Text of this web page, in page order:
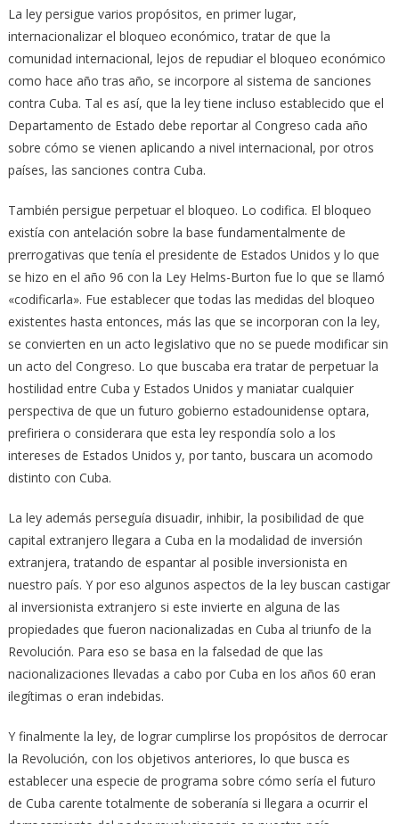
La ley persigue varios propósitos, en primer lugar,
internacionalizar el bloqueo económico, tratar de que la
comunidad internacional, lejos de repudiar el bloqueo económico
como hace año tras año, se incorpore al sistema de sanciones
contra Cuba. Tal es así, que la ley tiene incluso establecido que el
Departamento de Estado debe reportar al Congreso cada año
sobre cómo se vienen aplicando a nivel internacional, por otros
países, las sanciones contra Cuba.
También persigue perpetuar el bloqueo. Lo codifica. El bloqueo
existía con antelación sobre la base fundamentalmente de
prerrogativas que tenía el presidente de Estados Unidos y lo que
se hizo en el año 96 con la Ley Helms-Burton fue lo que se llamó
«codificarla». Fue establecer que todas las medidas del bloqueo
existentes hasta entonces, más las que se incorporan con la ley,
se convierten en un acto legislativo que no se puede modificar sin
un acto del Congreso. Lo que buscaba era tratar de perpetuar la
hostilidad entre Cuba y Estados Unidos y maniatar cualquier
perspectiva de que un futuro gobierno estadounidense optara,
prefiriera o considerara que esta ley respondía solo a los
intereses de Estados Unidos y, por tanto, buscara un acomodo
distinto con Cuba.
La ley además perseguía disuadir, inhibir, la posibilidad de que
capital extranjero llegara a Cuba en la modalidad de inversión
extranjera, tratando de espantar al posible inversionista en
nuestro país. Y por eso algunos aspectos de la ley buscan castigar
al inversionista extranjero si este invierte en alguna de las
propiedades que fueron nacionalizadas en Cuba al triunfo de la
Revolución. Para eso se basa en la falsedad de que las
nacionalizaciones llevadas a cabo por Cuba en los años 60 eran
ilegítimas o eran indebidas.
Y finalmente la ley, de lograr cumplirse los propósitos de derrocar
la Revolución, con los objetivos anteriores, lo que busca es
establecer una especie de programa sobre cómo sería el futuro
de Cuba carente totalmente de soberanía si llegara a ocurrir el